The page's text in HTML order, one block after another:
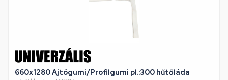
660x1280 Ajtógumi/Profilgumi pl.:300 hűtőláda